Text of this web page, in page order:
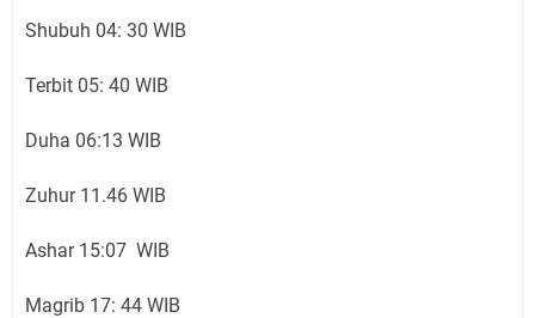
Shubuh 04: 30 WIB
Terbit 05: 40 WIB
Duha 06:13 WIB
Zuhur 11.46 WIB
Ashar 15:07 WIB
Magrib 17: 44 WIB